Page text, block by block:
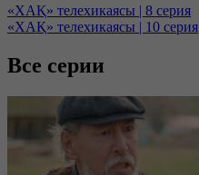
«ХАҚ» телехикаясы | 8 серия
«ХАҚ» телехикаясы | 10 серия
Все серии